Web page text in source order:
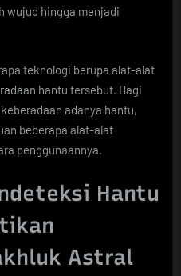
wujud hingga menjadi
teknologi berupa alat-alat
hantu tersebut. Bagi
adanya hantu,
beberapa alat-alat
penggunaannya.
Hantu
Astral